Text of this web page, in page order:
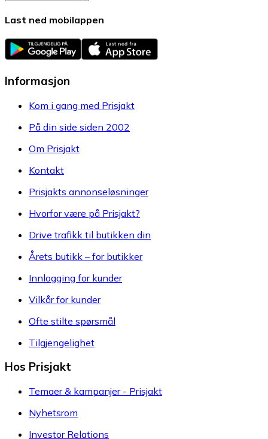
Last ned mobilappen
Informasjon
Kom i gang med Prisjakt
På din side siden 2002
Om Prisjakt
Kontakt
Prisjakts annonseløsninger
Hvorfor være på Prisjakt?
Drive trafikk til butikken din
Årets butikk – for butikker
Innlogging for kunder
Vilkår for kunder
Ofte stilte spørsmål
Tilgjengelighet
Hos Prisjakt
Temaer & kampanjer - Prisjakt
Nyhetsrom
Investor Relations